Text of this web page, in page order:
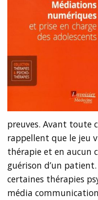
preuves. Avant toute
rappellent que le jeu
thérapie et en aucun
guérison d’un
certaines thérapies
média